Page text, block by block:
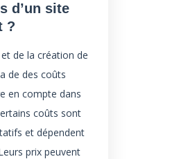
d’un site
?
de la création de
de des coûts
en compte dans
coûts sont
et dépendent
prix peuvent